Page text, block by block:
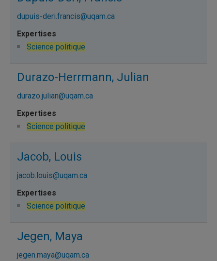
dupuis-deri.francis@uqam.ca
Science politique
Durazo-Herrmann, Julian
durazo.julian@uqam.ca
Science politique
Jacob, Louis
jacob.louis@uqam.ca
Science politique
Jegen, Maya
jegen.maya@uqam.ca